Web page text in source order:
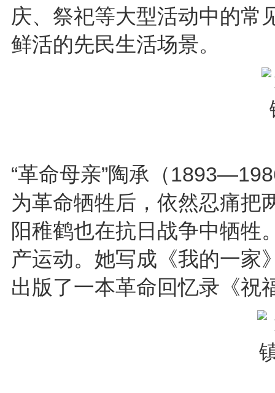
庆、祭祀等大型活动中的常
鲜活的先民生活场景。
“革命母亲”陶承（
为革命牺牲后，依然忍痛把
阳稚鹤也在抗日战争中牺牲
产运动。她写成《我的一家
出版了一本革命回忆录《祝